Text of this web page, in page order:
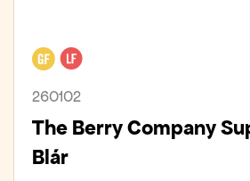
Gluten free
260102
The Berry Company
Blár